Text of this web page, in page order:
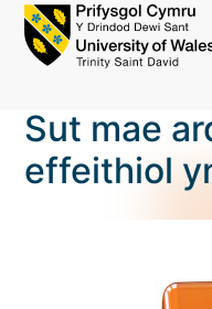
Sut mae
effeithiol